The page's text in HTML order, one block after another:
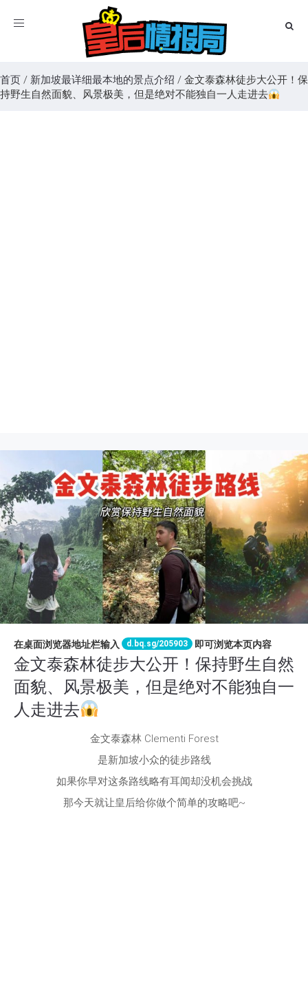
Toggle
首页 / 新加坡最详细最本地的景点介绍 / 金文泰森林徒步大公开！保
持野生自然面貌、风景极美，但是绝对不能独自一人走进去
在桌面浏览器地址栏输入 d.bq.sg/205903 即可浏览本页内容
金文泰森林徒步大公开！保持野生自然
面貌、风景极美，但是绝对不能独自一
人走进去
金文泰森林 Clementi Forest
是新加坡小众的徒步路线
如果你早对这条路线略有耳闻却没机会挑战
那今天就让皇后给你做个简单的攻略吧~